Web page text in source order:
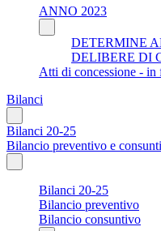
ANNO 2023
DETERMINE
DELIBERE DI
Atti di concessione - in
Bilanci
Bilanci 20-25
Bilancio preventivo e
Bilanci 20-25
Bilancio preventivo
Bilancio consuntivo